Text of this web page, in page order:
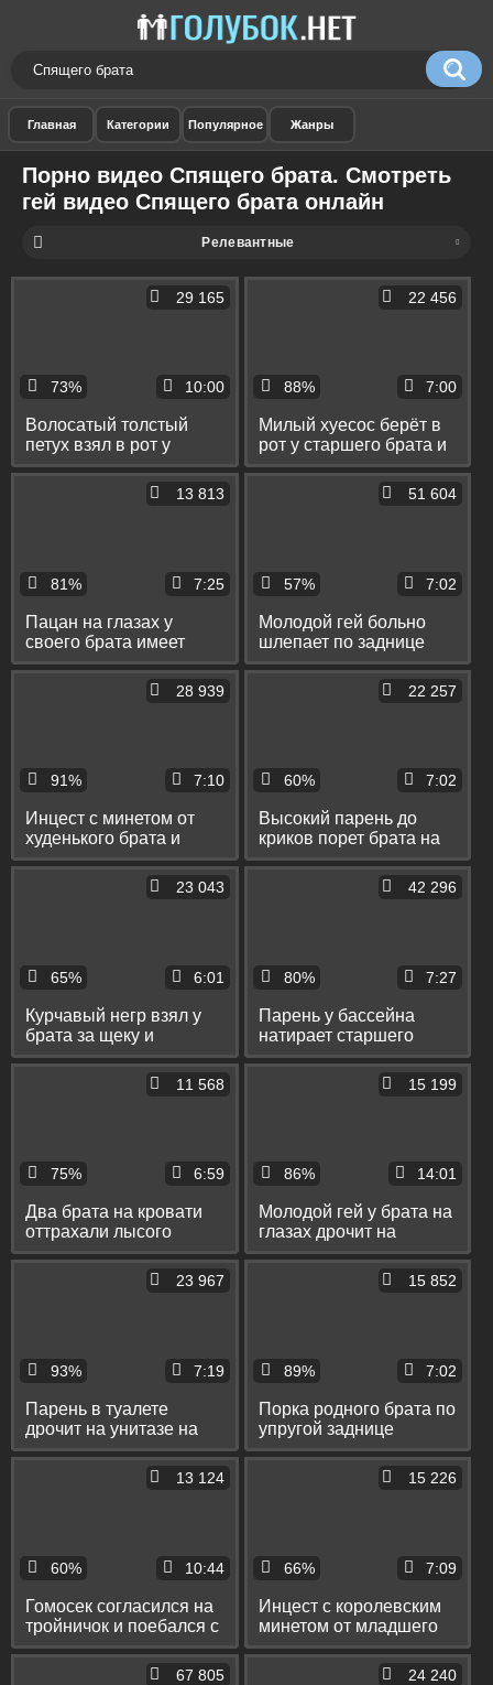
Порно видео Спящего брата. Смотреть
гей видео Спящего брата онлайн
Релевантные
73%
29 165
10:00
Волосатый толстый
петух взял в рот у
родного брата и дал
отъебать себя в пердак
88%
22 456
7:00
Милый хуесос берёт в
рот у старшего брата и
у его друга
81%
13 813
7:25
Пацан на глазах у
своего брата имеет
пирсингованного парня
57%
51 604
7:02
Молодой гей больно
шлепает по заднице
своего старшего брата,
91%
28 939
7:10
Инцест с минетом от
худенького брата и
еблей в жопку в позе
60%
22 257
7:02
Высокий парень до
криков порет брата на
кровати по упругой
65%
23 043
6:01
Курчавый негр взял у
брата за щеку и
оттрахал его на диване
80%
42 296
7:27
Парень у бассейна
натирает старшего
брата кремом и дрочит
75%
11 568
6:59
Два брата на кровати
оттрахали лысого
пассива в рот и упругую
86%
15 199
14:01
Молодой гей у брата на
глазах дрочит на
диване до камшота на
93%
23 967
7:19
Парень в туалете
дрочит на унитазе на
глазах у старшего
89%
15 852
7:02
Порка родного брата по
упругой заднице
ракеткой и резиновой
60%
13 124
10:44
Гомосек согласился на
тройничок и поебался с
парнями своего
старшего брата
66%
15 226
7:09
Инцест с королевским
минетом от младшего
брата и поревом раком
67 805 24 240